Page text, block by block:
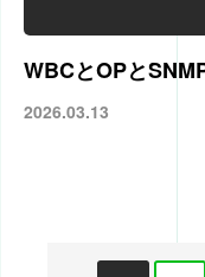
WBCとOPと
2026.03.13